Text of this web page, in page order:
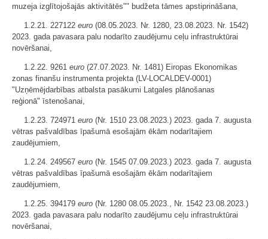
muzeja izglītojošajās aktivitātēs"" budžeta tāmes apstiprināšana,
1.2.21. 227122 euro (08.05.2023. Nr. 1280, 23.08.2023. Nr. 1542)
2023. gada pavasara palu nodarīto zaudējumu ceļu infrastruktūrai
novēršanai,
1.2.22. 9261 euro (27.07.2023. Nr. 1481) Eiropas Ekonomikas
zonas finanšu instrumenta projekta (LV-LOCALDEV-0001)
"Uzņēmējdarbības atbalsta pasākumi Latgales plānošanas
reģionā" īstenošanai,
1.2.23. 724971 euro (Nr. 1510 23.08.2023.) 2023. gada 7. augusta
vētras pašvaldības īpašumā esošajām ēkām nodarītajiem
zaudējumiem,
1.2.24. 249567 euro (Nr. 1545 07.09.2023.) 2023. gada 7. augusta
vētras pašvaldības īpašumā esošajām ēkām nodarītajiem
zaudējumiem,
1.2.25. 394179 euro (Nr. 1280 08.05.2023., Nr. 1542 23.08.2023.)
2023. gada pavasara palu nodarīto zaudējumu ceļu infrastruktūrai
novēršanai,